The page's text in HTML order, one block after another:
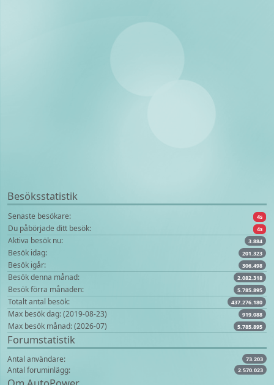
Besöksstatistik
Senaste besökare: 4s
Du påbörjade ditt besök: 4s
Aktiva besök nu: 3.884
Besök idag: 201.323
Besök igår: 306.498
Besök denna månad: 2.082.318
Besök förra månaden: 5.785.895
Totalt antal besök: 437.276.180
Max besök dag: (2019-08-23) 919.088
Max besök månad: (2026-07) 5.785.895
Forumstatistik
Antal användare: 73.203
Antal foruminlägg: 2.570.023